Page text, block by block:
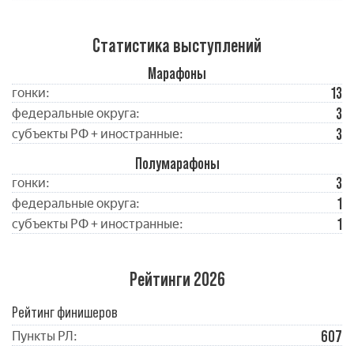
Статистика выступлений
Марафоны
гонки: 13
федеральные округа: 3
субъекты РФ + иностранные:
3
Полумарафоны
гонки: 3
федеральные округа: 1
субъекты РФ + иностранные: 1
Рейтинги 2026
Рейтинг финишеров
Пункты РЛ: 607